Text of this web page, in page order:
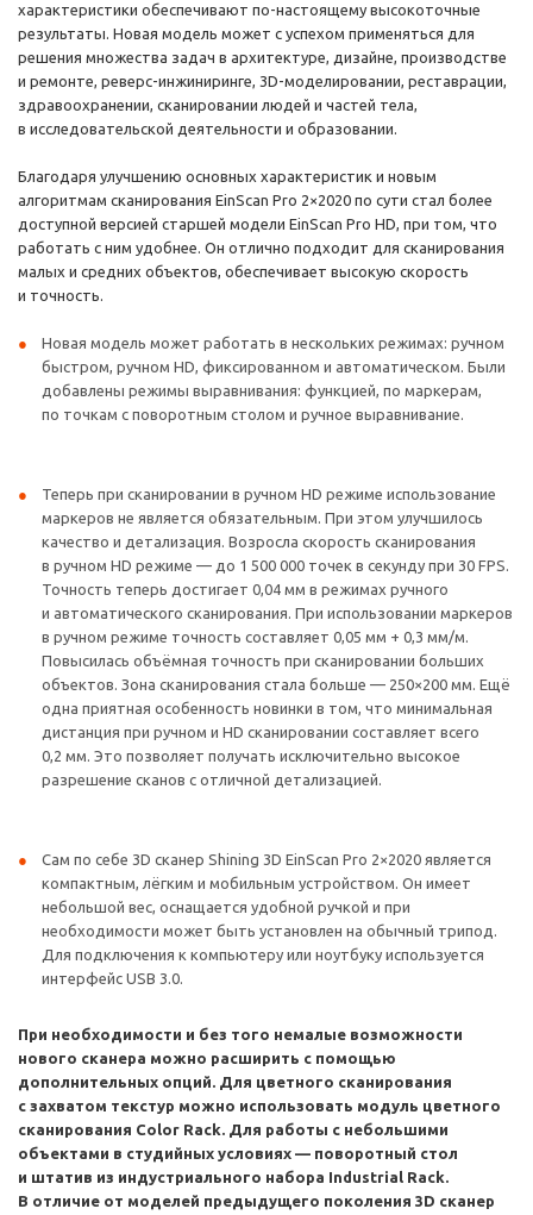
характеристики обеспечивают по-настоящему высокоточные
результаты. Новая модель может с успехом применяться для
решения множества задач в архитектуре, дизайне, производстве
и ремонте, реверс-инжиниринге, 3D-моделировании, реставрации,
здравоохранении, сканировании людей и частей тела,
в исследовательской деятельности и образовании.
Благодаря улучшению основных характеристик и новым
алгоритмам сканирования EinScan Pro 2×2020 по сути стал более
доступной версией старшей модели EinScan Pro HD, при том, что
работать с ним удобнее. Он отлично подходит для сканирования
малых и средних объектов, обеспечивает высокую скорость
и точность.
Новая модель может работать в нескольких режимах: ручном
быстром, ручном HD, фиксированном и автоматическом. Были
добавлены режимы выравнивания: функцией, по маркерам,
по точкам с поворотным столом и ручное выравнивание.
Теперь при сканировании в ручном HD режиме использование
маркеров не является обязательным. При этом улучшилось
качество и детализация. Возросла скорость сканирования
в ручном HD режиме — до 1 500 000 точек в секунду при 30 FPS.
Точность теперь достигает 0,04 мм в режимах ручного
и автоматического сканирования. При использовании маркеров
в ручном режиме точность составляет 0,05 мм + 0,3 мм/м.
Повысилась объёмная точность при сканировании больших
объектов. Зона сканирования стала больше — 250×200 мм. Ещё
одна приятная особенность новинки в том, что минимальная
дистанция при ручном и HD сканировании составляет всего
0,2 мм. Это позволяет получать исключительно высокое
разрешение сканов с отличной детализацией.
Сам по себе 3D сканер Shining 3D EinScan Pro 2×2020 является
компактным, лёгким и мобильным устройством. Он имеет
небольшой вес, оснащается удобной ручкой и при
необходимости может быть установлен на обычный трипод.
Для подключения к компьютеру или ноутбуку используется
интерфейс USB 3.0.
При необходимости и без того немалые возможности
нового сканера можно расширить с помощью
дополнительных опций. Для цветного сканирования
с захватом текстур можно использовать модуль цветного
сканирования Color Rack. Для работы с небольшими
объектами в студийных условиях — поворотный стол
и штатив из индустриального набора Industrial Rack.
В отличие от моделей предыдущего поколения 3D сканер